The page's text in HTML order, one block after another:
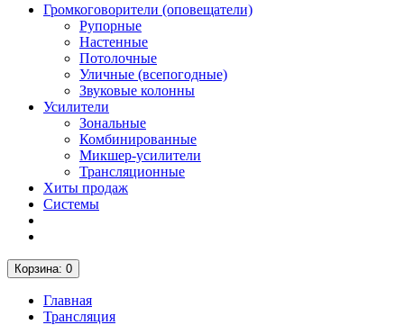
Громкоговорители (оповещатели)
Рупорные
Настенные
Потолочные
Уличные (всепогодные)
Звуковые колонны
Усилители
Зональные
Комбинированные
Микшер-усилители
Трансляционные
Хиты продаж
Системы
Корзина: 0
Главная
Трансляция